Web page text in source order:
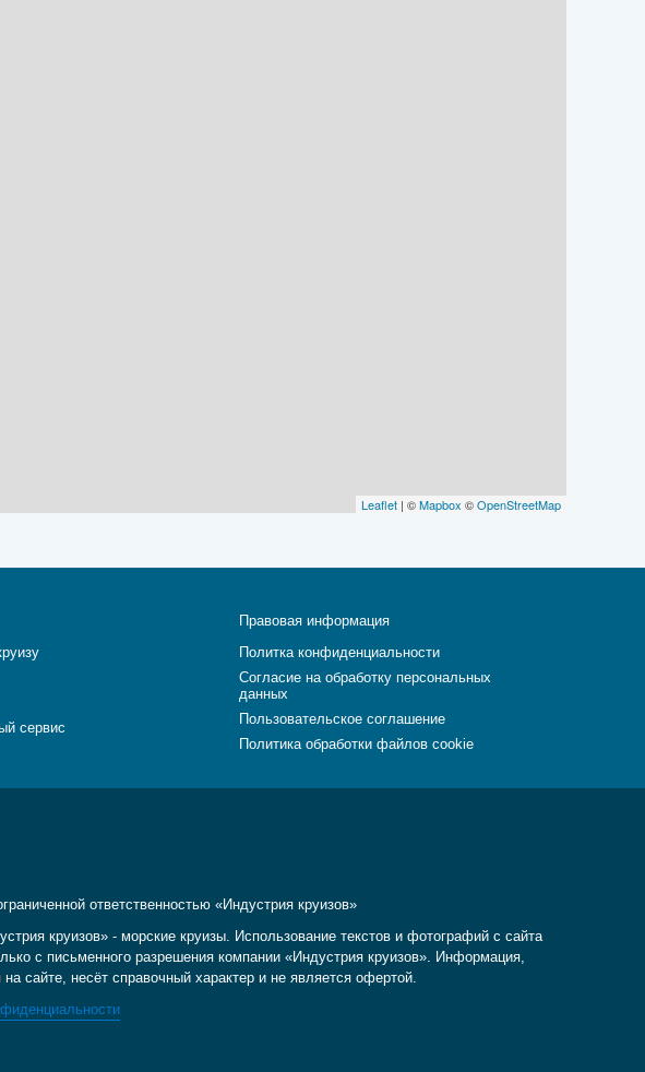
Leaflet | ©Mapbox ©OpenStreetMap
сервис
Правовая информация
Политка конфиденциальности
Согласие на обработку персональных
данных
Пользовательское соглашение
Политика обработки файлов cookie
ответственностью «Индустрия круизов»
круизов» - морские круизы. Использование текстов и фотографий с сайта
с письменного разрешения компании «Индустрия круизов». Информация,
сайте, несёт справочный характер и не является офертой.